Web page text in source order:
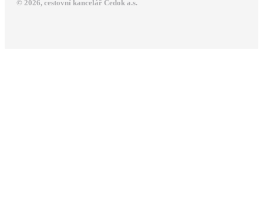
© 2026, cestovní kancelář Čedok a.s.